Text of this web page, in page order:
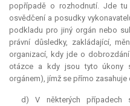
popřípadě o rozhodnutí. Jde
osvědčení a posudky
podkladu pro jiný orgán nebo
právní důsledky, zakládající,
organizací, kdy jde o
otázce a kdy jsou tyto úkony
orgánem), jímž se přímo
d) V některých případech